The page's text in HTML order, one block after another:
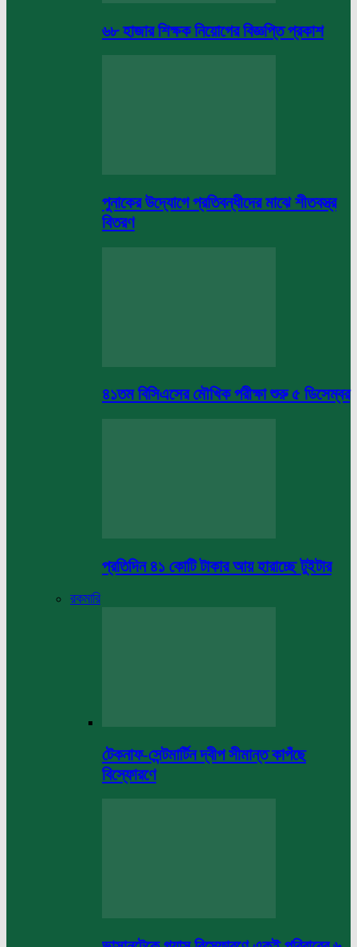
৬৮ হাজার শিক্ষক নিয়োগের বিজ্ঞপ্তি প্রকাশ
পুনাকের উদ্যোগে প্রতিবন্ধীদের মাঝে শীতবস্ত্র
বিতরণ
৪১তম বিসিএসের মৌখিক পরীক্ষা শুরু ৫ ডিসেম্বর
প্রতিদিন ৪১ কোটি টাকার আয় হারাচ্ছে টুইটার
রকমারি
টেকনাফ-সেন্টমার্টিন দ্বীপ সীমান্ত কাপঁছে
বিস্ফোরণে